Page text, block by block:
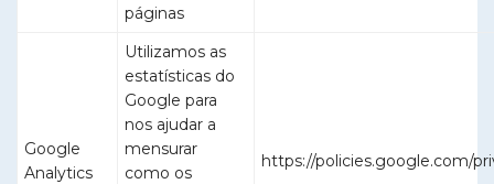
páginas
Google
Analytics
Utilizamos as
estatísticas do
Google para
nos ajudar a
mensurar
como os
https://policies.google.com/